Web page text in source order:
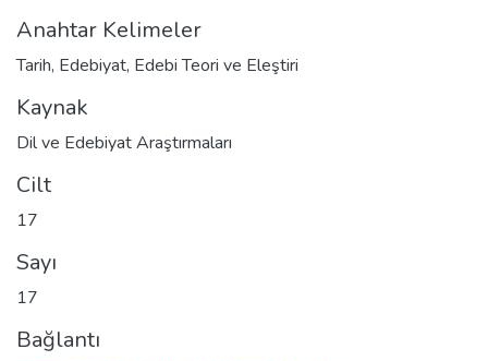
Anahtar Kelimeler
Tarih, Edebiyat, Edebi Teori ve Eleştiri
Kaynak
Dil ve Edebiyat Araştırmaları
Cilt
17
Sayı
17
Bağlantı